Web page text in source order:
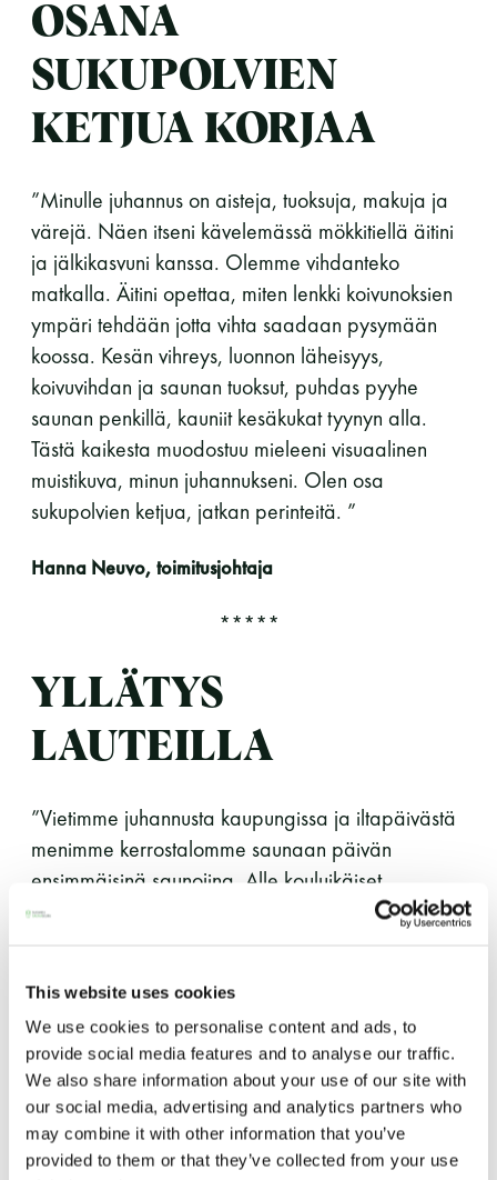
This website uses cookies
We use cookies to personalise content and ads, to
provide social media features and to analyse our traffic.
We also share information about your use of our site with
our social media, advertising and analytics partners who
may combine it with other information that you’ve
provided to them or that they’ve collected from your use
OSANA
SUKUPOLVIEN
KETJUA KORJAA
”Minulle juhannus on aisteja, tuoksuja, makuja ja
värejä. Näen itseni kävelemässä mökkitiellä äitini
ja jälkikasvuni kanssa. Olemme vihdanteko
matkalla. Äitini opettaa, miten lenkki koivunoksien
ympäri tehdään jotta vihta saadaan pysymään
koossa. Kesän vihreys, luonnon läheisyys,
koivuvihdan ja saunan tuoksut, puhdas pyyhe
saunan penkillä, kauniit kesäkukat tyynyn alla.
Tästä kaikesta muodostuu mieleeni visuaalinen
muistikuva, minun juhannukseni. Olen osa
sukupolvien ketjua, jatkan perinteitä. ”
Hanna Neuvo, toimitusjohtaja
*****
YLLÄTYS
LAUTEILLA
”Vietimme juhannusta kaupungissa ja iltapäivästä
menimme kerrostalomme saunaan päivän
ensimmäisinä saunojina. Alle kouluikäiset
lapsemme suuntasivat heti löylyyn. Hei isi, täällä
vähän kallistuneessa asennossa – vieressään
jokunen pullo. Tunnistimme miehen talon
asukkaaksi ja tajusimme, että hän oli kuollut.
Ilmeisesti mies oli ollut edellisillan viimeinen
saunoja ja kuollut saunoessaan. Hälytimme
poliisit.